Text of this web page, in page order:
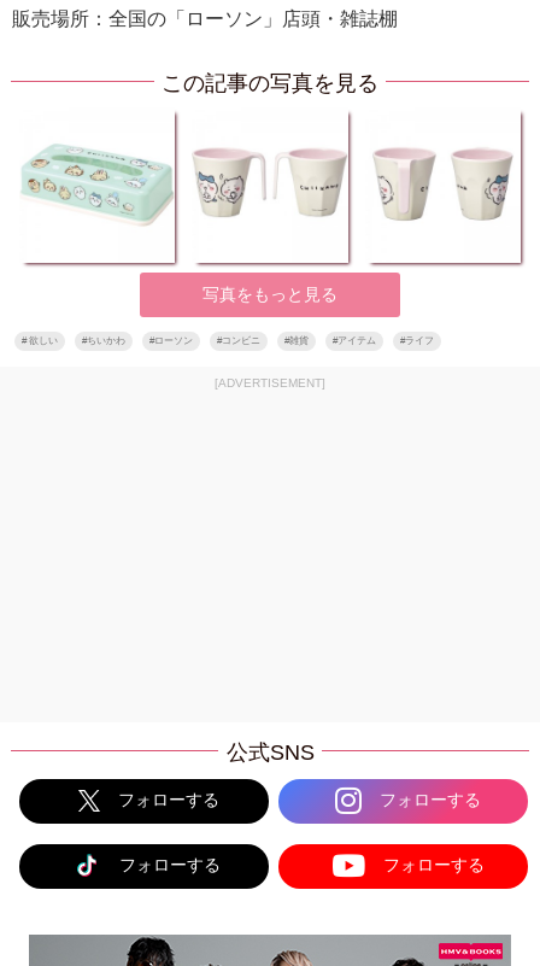
販売場所：全国の「ローソン」店頭・雑誌棚
この記事の写真を見る
写真をもっと見る
#欲しい #ちいかわ #ローソン #コンビニ #雑貨 #アイテム #ライフ
[ADVERTISEMENT]
公式SNS
フォローする フォローする
フォローする フォローする